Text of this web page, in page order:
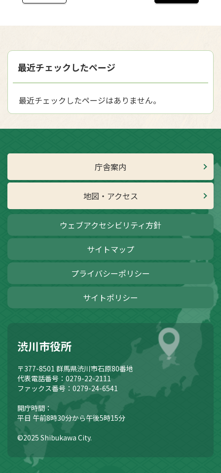
最近チェックしたページ
最近チェックしたページはありません。
庁舎案内
地図・アクセス
ウェブアクセシビリティ方針
サイトマップ
プライバシーポリシー
サイトポリシー
渋川市役所
〒377-8501 群馬県渋川市石原80番地
代表電話番号：0279-22-2111
ファックス番号：0279-24-6541
開庁時間：
平日 午前8時30分から午後5時15分
©2025 Shibukawa City.